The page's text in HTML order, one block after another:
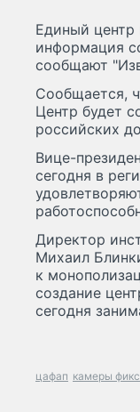
Единый центр
информация
сообщают
Сообщается,
Центр будет
российских
Вице-
сегодня в
Директор
Михаил
к
создание
сегодня
цафап камеры